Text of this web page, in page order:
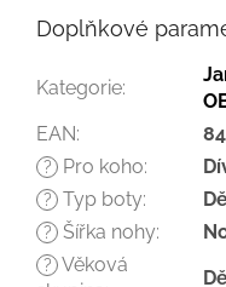
Doplňkové
Kategorie:
EAN:
? Pro koho:
? Typ boty:
? Šířka nohy:
? Věková